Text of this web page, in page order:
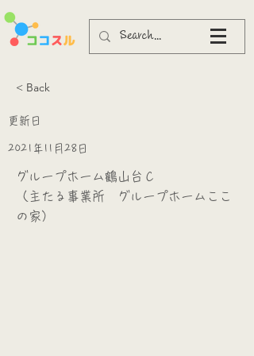
< Back
更新日
2021年11月28日
グループホーム鶴山台Ｃ
（主たる事業所 グループホームここ
の家）